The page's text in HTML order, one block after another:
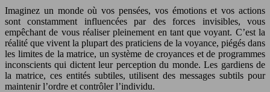
Imaginez un monde où vos pensées, vos émotions et vos actions
sont constamment influencées par des forces invisibles, vous
empêchant de vous réaliser pleinement en tant que voyant. C’est la
réalité que vivent la plupart des praticiens de la voyance, piégés dans
les limites de la matrice, un système de croyances et de programmes
inconscients qui dictent leur perception du monde. Les gardiens de
la matrice, ces entités subtiles, utilisent des messages subtils pour
maintenir l’ordre et contrôler l’individu.